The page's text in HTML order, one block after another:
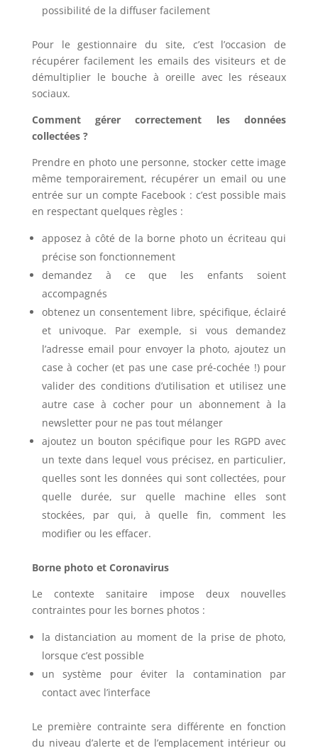
possibilité de la diffuser facilement
Pour le gestionnaire du site, c’est l’occasion de
récupérer facilement les emails des visiteurs et de
démultiplier le bouche à oreille avec les réseaux
sociaux.
Comment gérer correctement les données
collectées ?
Prendre en photo une personne, stocker cette image
même temporairement, récupérer un email ou une
entrée sur un compte Facebook : c’est possible mais
en respectant quelques règles :
apposez à côté de la borne photo un écriteau qui
précise son fonctionnement
demandez à ce que les enfants soient
accompagnés
obtenez un consentement libre, spécifique, éclairé
et univoque. Par exemple, si vous demandez
l’adresse email pour envoyer la photo, ajoutez un
case à cocher (et pas une case pré-cochée !) pour
valider des conditions d’utilisation et utilisez une
autre case à cocher pour un abonnement à la
newsletter pour ne pas tout mélanger
ajoutez un bouton spécifique pour les RGPD avec
un texte dans lequel vous précisez, en particulier,
quelles sont les données qui sont collectées, pour
quelle durée, sur quelle machine elles sont
stockées, par qui, à quelle fin, comment les
modifier ou les effacer.
Borne photo et Coronavirus
Le contexte sanitaire impose deux nouvelles
contraintes pour les bornes photos :
la distanciation au moment de la prise de photo,
lorsque c’est possible
un système pour éviter la contamination par
contact avec l’interface
Le première contrainte sera différente en fonction
du niveau d’alerte et de l’emplacement intérieur ou